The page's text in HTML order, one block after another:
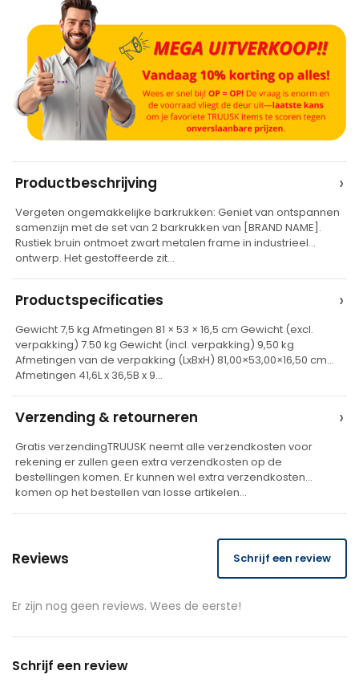
e
r
a
t
v
e
Productbeschrijving ›
Vergeten ongemakkelijke barkrukken: Geniet van ontspannen
samenzijn met de set van 2 barkrukken van [BRAND NAME].
Rustiek bruin ontmoet zwart metalen frame in industrieel
ontwerp. Het gestoffeerde zit…
Productspecificaties ›
Gewicht 7,5 kg Afmetingen 81 × 53 × 16,5 cm Gewicht (excl.
verpakking) 7.50 kg Gewicht (incl. verpakking) 9,50 kg
Afmetingen van de verpakking (LxBxH) 81,00×53,00×16,50 cm
Afmetingen 41,6L x 36,5B x 9…
Verzending & retourneren ›
Gratis verzendingTRUUSK neemt alle verzendkosten voor
rekening er zullen geen extra verzendkosten op de
bestellingen komen. Er kunnen wel extra verzendkosten
komen op het bestellen van losse artikelen…
Reviews Schrijf een review
Er zijn nog geen reviews. Wees de eerste!
Schrijf een review